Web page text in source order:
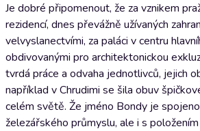
Je dobré připomenout, že za vznikem
rezidencí, dnes převážně užívaných
velvyslanectvími, za paláci v centru
obdivovanými pro architektonickou
tvrdá práce a odvaha jednotlivců, jejich
například v Chrudimi se šila obuv
celém světě. Že jméno Bondy je
železářského průmyslu, ale i s